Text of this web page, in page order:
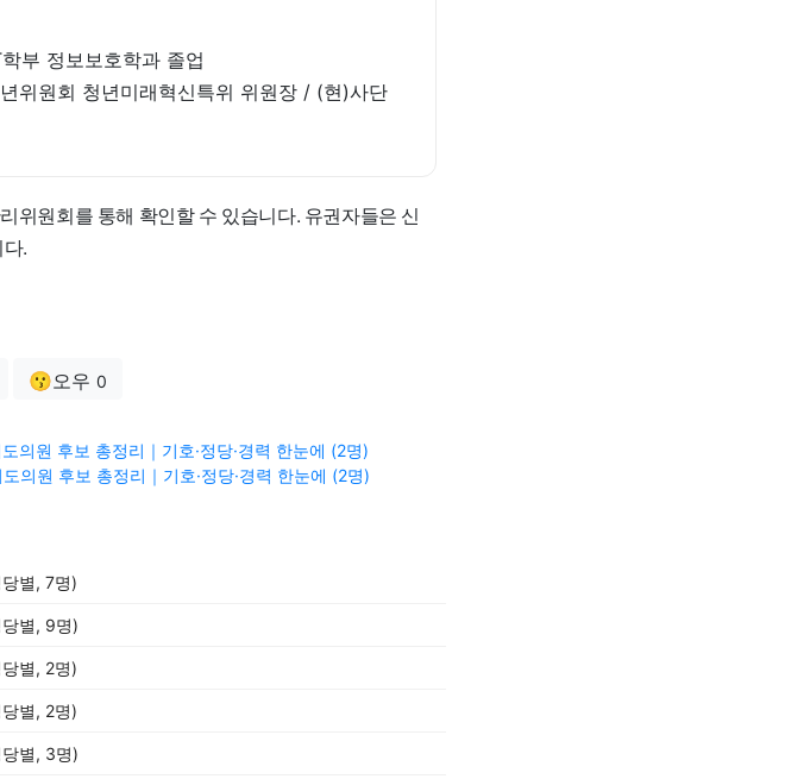
부 정보보호학과 졸업
위원회 청년미래혁신특위 위원장 / (현)사단
위원회를 통해 확인할 수 있습니다. 유권자들은 신
.
😗오우 0
의원 후보 총정리｜기호·정당·경력 한눈에 (2명)
의원 후보 총정리｜기호·정당·경력 한눈에 (2명)
별, 7명)
별, 9명)
별, 2명)
별, 2명)
별, 3명)